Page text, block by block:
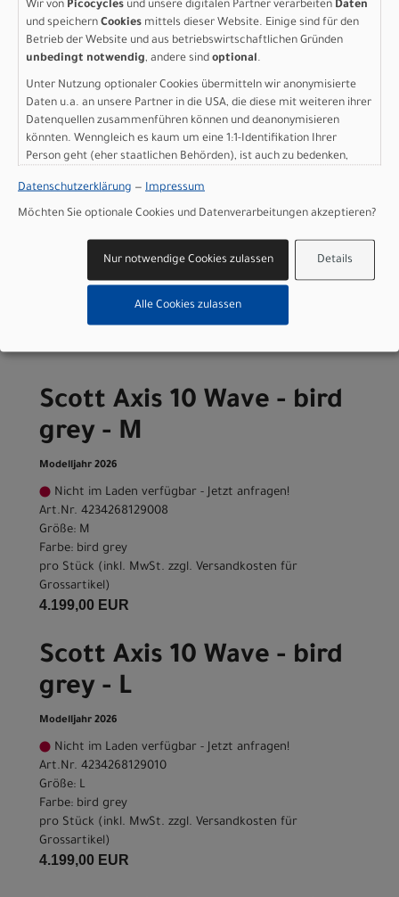
Batteriekapazität: 800 Wh
Ladegerät: 4A Charger
Display: Bosch LED Remote & Kiox 300
Gewicht: 29,1 kg
Zulässiges Gesamtgewicht: 160 kg
Herstellerdaten gem. GPSR
Marke SCOTT:Scott Sports AG Niederlassung Deutschland
Gutenbergstrasse 27
scott­de@scott­sports.de
Varianten
Scott Axis 10 Wave - bird
grey - M
Modelljahr 2026
Nicht im Laden verfügbar - Jetzt anfragen!
Art.Nr. 4234268129008
Größe: M
Farbe: bird grey
pro Stück (inkl. MwSt. zzgl. Versandkosten für
Grossartikel)
4.199,00 EUR
Scott Axis 10 Wave - bird
grey - L
Modelljahr 2026
Nicht im Laden verfügbar - Jetzt anfragen!
Art.Nr. 4234268129010
Größe: L
Farbe: bird grey
pro Stück (inkl. MwSt. zzgl. Versandkosten für
Grossartikel)
4.199,00 EUR
Wir von Picocycles und unsere digitalen Partner verarbeiten Daten
und speichern Cookies mittels dieser Website. Einige sind für den
Betrieb der Website und aus betriebswirtschaftlichen Gründen
unbedingt notwendig, andere sind optional.
Unter Nutzung optionaler Cookies übermitteln wir anonymisierte
Daten u.a. an unsere Partner in die USA, die diese mit weiteren ihrer
Datenquellen zusammenführen können und deanonymisieren
könnten. Wenngleich es kaum um eine 1:1-Identifikation Ihrer
Person geht (eher staatlichen Behörden), ist auch zu bedenken,
sind wie bei uns in der Europäischen Union.
Datenschutzerklärung — Impressum
Möchten Sie optionale Cookies und Datenverarbeitungen akzeptieren?
Details
Nur notwendige Cookies zulassen
Alle Cookies zulassen